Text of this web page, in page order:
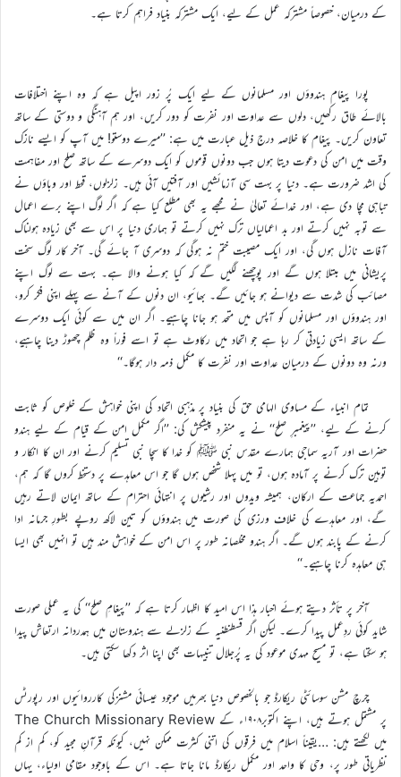
کے درمیان، خصوصاً مشترکہ عمل کے لیے، ایک مشترکہ بنیاد فراہم کرتا ہے۔
پورا پیغام ہندوؤں اور مسلمانوں کے لیے ایک پُر زور اپیل ہے کہ وہ اپنے اختلافات
بالائے طاق رکھیں، دلوں سے عداوت اور نفرت کو دور کریں، اور ہم آہنگی و دوستی کے ساتھ
تعاون کریں۔ پیغام کا خلاصہ درج ذیل عبارت میں ہے: ’’میرے دوستو! میں آپ کو ایسے نازک
وقت میں امن کی دعوت دیتا ہوں جب دونوں قوموں کو ایک دوسرے کے ساتھ صلح اور مفاہمت
کی اشد ضرورت ہے۔ دنیا پر بہت سی آزمائشیں اور آفتیں آئی ہیں۔ زلزلوں، قحط اور وباؤں نے
تباہی مچا دی ہے، اور خدائے تعالیٰ نے مجھے یہ بھی مطلع کیا ہے کہ اگر لوگ اپنے برے اعمال
سے توبہ نہیں کرتے اور بد اعمالیاں ترک نہیں کرتے تو ہماری دنیا پر اس سے بھی زیادہ ہولناک
آفات نازل ہوں گی، اور ایک مصیبت ختم نہ ہوگی کہ دوسری آ جائے گی۔ آخر کار لوگ سخت
پریشانی میں مبتلا ہوں گے اور پوچھنے لگیں گے کہ کیا ہونے والا ہے۔ بہت سے لوگ اپنے
مصائب کی شدت سے دیوانے ہو جائیں گے۔ بھائیو، ان دنوں کے آنے سے پہلے اپنی فکر کرو،
اور ہندوؤں اور مسلمانوں کو آپس میں متحد ہو جانا چاہیے۔ اگر ان میں سے کوئی ایک دوسرے
کے ساتھ ایسی زیادتی کر رہا ہے جو اتحاد میں رکاوٹ ہے تو اسے فوراً وہ ظلم چھوڑ دینا چاہیے،
ورنہ وہ دونوں کے درمیان عداوت اور نفرت کا مکمل ذمہ دار ہوگا۔‘‘
تمام انبیاء کے مساوی الہامی حق کی بنیاد پر مذہبی اتحاد کی اپنی خواہش کے خلوص کو ثابت
کرنے کے لیے، ’’پیغمبرِ صلح‘‘ نے یہ منفرد پیشکش کی: ’’اگر مکمل امن کے قیام کے لیے ہندو
حضرات اور آریہ سماجی ہمارے مقدس نبی ﷺ کو خدا کا سچا نبی تسلیم کرنے اور ان کا انکار و
توہین ترک کرنے پر آمادہ ہوں، تو میں پہلا شخص ہوں گا جو اس معاہدے پر دستخط کروں گا کہ ہم،
احمدیہ جماعت کے ارکان، ہمیشہ ویدوں اور رشیوں پر انتہائی احترام کے ساتھ ایمان لاتے رہیں
گے، اور معاہدے کی خلاف ورزی کی صورت میں ہندوؤں کو تین لاکھ روپے بطورِ جرمانہ ادا
کرنے کے پابند ہوں گے۔ اگر ہندو مخلصانہ طور پر اس امن کے خواہش مند ہیں تو انہیں بھی ایسا
ہی معاہدہ کرنا چاہیے۔‘‘
آخر پر تأثر دیتے ہوئے اخبار ہذا اس امید کا اظہار کرتا ہے کہ ’’پیغامِ صلح‘‘ کی یہ عملی صورت
شاید کوئی ردِعمل پیدا کرے۔ لیکن اگر قسطنطنیہ کے زلزلے سے ہندوستان میں ہمدردانہ ارتعاش پیدا
ہو سکتا ہے، تو مسیح مہدی موعود کی یہ پُرجلال تنبیہات بھی اپنا اثر دکھا سکتی ہیں۔
چرچ مشن سوسائٹی ریکارڈ جو بالخصوص دنیا بھرمیں موجود عیسائی مشنزکی کارروائیوں اور رپورٹس
پر مشتمل ہوتے ہیں، اپنے اکتوبر۱۹۰۸ء کے The Church Missionary Review
میں لکھتے ہیں: …یقیناً اسلام میں فرقوں کی اتنی کثرت ممکن نہیں، کیونکہ قرآنِ مجید کو، کم از کم
نظریاتی طور پر، وحی کا واحد اور مکمل ریکارڈ مانا جاتا ہے۔ اس کے باوجود مقامی اولیاء، یہاں